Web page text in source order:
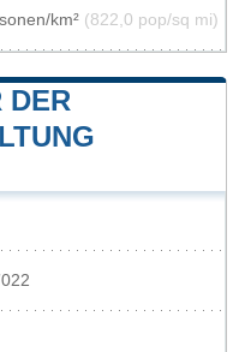
km² (822,0 pop/sq mi)
DER